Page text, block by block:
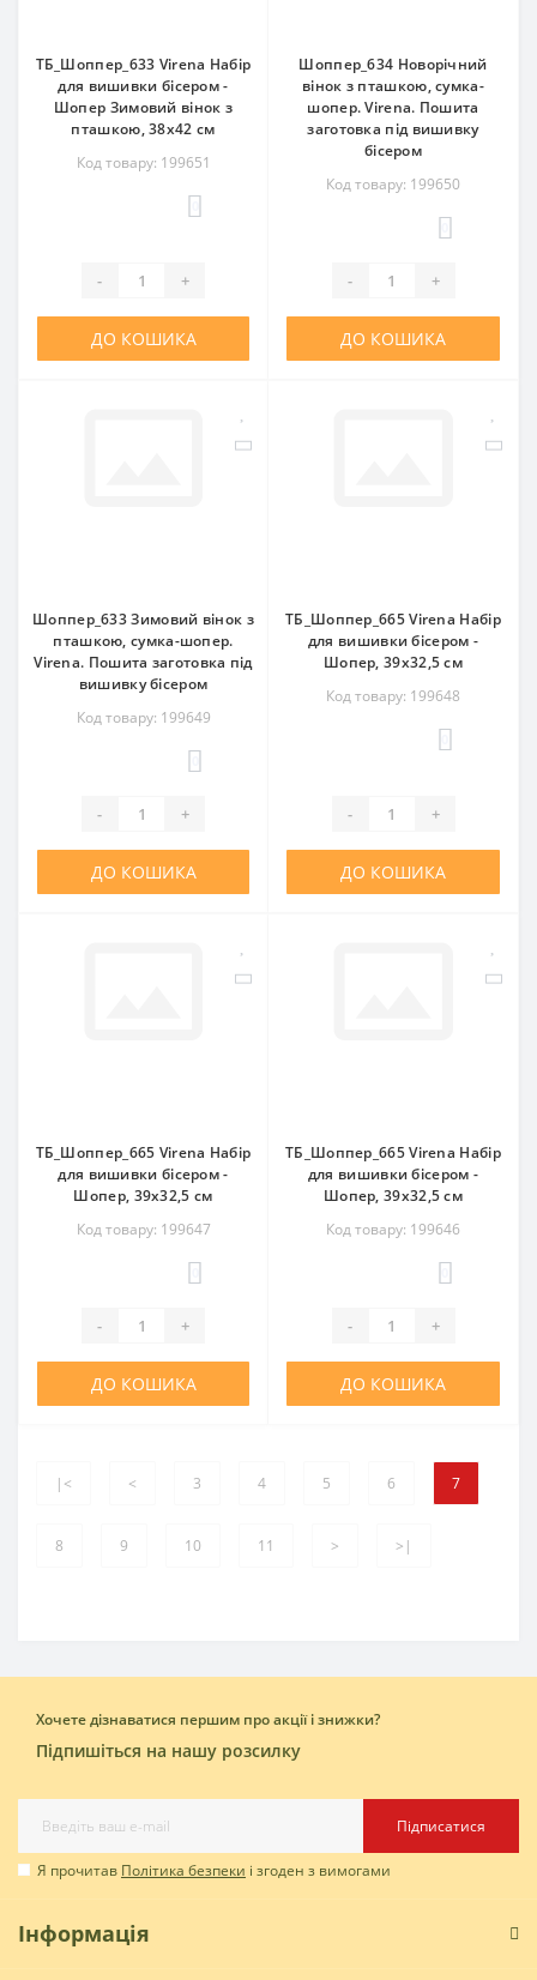
ТБ_Шоппер_633 Virena Набір
для вишивки бісером -
Шопер Зимовий вінок з
пташкою, 38х42 см
Код товару: 199651
- +
ДО КОШИКА
Шоппер_634 Новорічний
вінок з пташкою, сумка-
шопер. Virena. Пошита
заготовка під вишивку
бісером
Код товару: 199650
- +
ДО КОШИКА
Шоппер_633 Зимовий вінок з
пташкою, сумка-шопер.
Virena. Пошита заготовка під
вишивку бісером
Код товару: 199649
- +
ДО КОШИКА
ТБ_Шоппер_665 Virena Набір
для вишивки бісером -
Шопер, 39x32,5 см
Код товару: 199648
- +
ДО КОШИКА
ТБ_Шоппер_665 Virena Набір
для вишивки бісером -
Шопер, 39x32,5 см
Код товару: 199647
- +
ДО КОШИКА
ТБ_Шоппер_665 Virena Набір
для вишивки бісером -
Шопер, 39x32,5 см
Код товару: 199646
- +
ДО КОШИКА
|< < 3 4 5 6 7
8 9 10 11 > >|
Хочете дізнаватися першим про акції і знижки?
Підпишіться на нашу розсилку
Підписатися
Я прочитав Політика безпеки і згоден з вимогами
Інформація